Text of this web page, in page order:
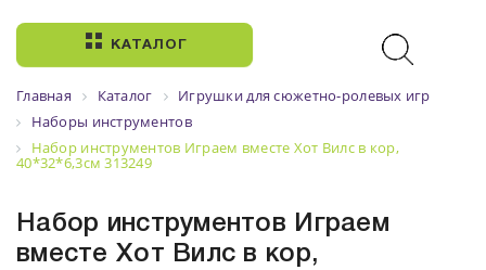
КАТАЛОГ
Главная Каталог
Игрушки для сюжетно-ролевых игр
Наборы инструментов
Набор инструментов Играем вместе Хот Вилс в кор,
40*32*6,3см 313249
Набор инструментов Играем
вместе Хот Вилс в кор,